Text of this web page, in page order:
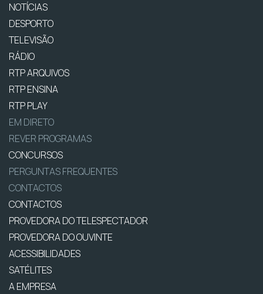
NOTÍCIAS
DESPORTO
TELEVISÃO
RÁDIO
RTP ARQUIVOS
RTP ENSINA
RTP PLAY
EM DIRETO
REVER PROGRAMAS
CONCURSOS
PERGUNTAS FREQUENTES
CONTACTOS
CONTACTOS
PROVEDORA DO TELESPECTADOR
PROVEDORA DO OUVINTE
ACESSIBILIDADES
SATÉLITES
A EMPRESA